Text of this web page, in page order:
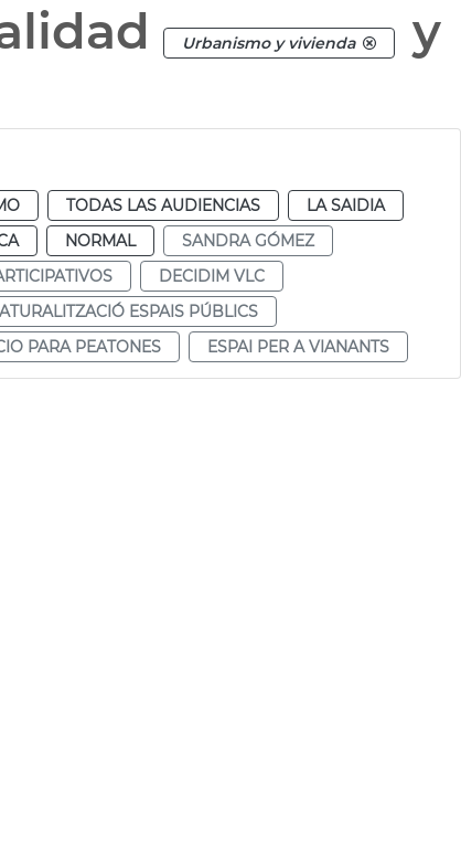
Urbanismo y vivienda
y
TODAS LAS AUDIENCIAS
LA SAIDIA
NORMAL
SANDRA GÓMEZ
DECIDIM VLC
ESPAIS PÚBLICS
PARA PEATONES ESPAI PER A VIANANTS